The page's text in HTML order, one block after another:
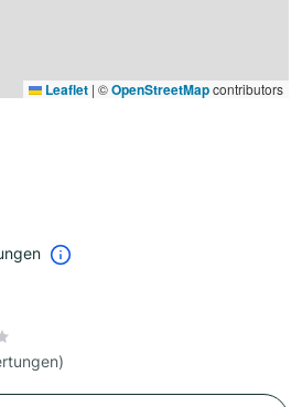
Leaflet | ©OpenStreetMapcontributors